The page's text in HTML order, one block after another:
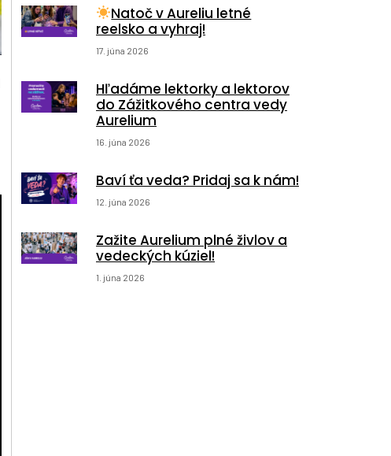
Natoč v Aureliu letné
reelsko a vyhraj!
17. júna 2026
Hľadáme lektorky a lektorov
do Zážitkového centra vedy
Aurelium
16. júna 2026
Baví ťa veda? Pridaj sa k nám!
12. júna 2026
Zažite Aurelium plné živlov a
vedeckých kúziel!
1. júna 2026